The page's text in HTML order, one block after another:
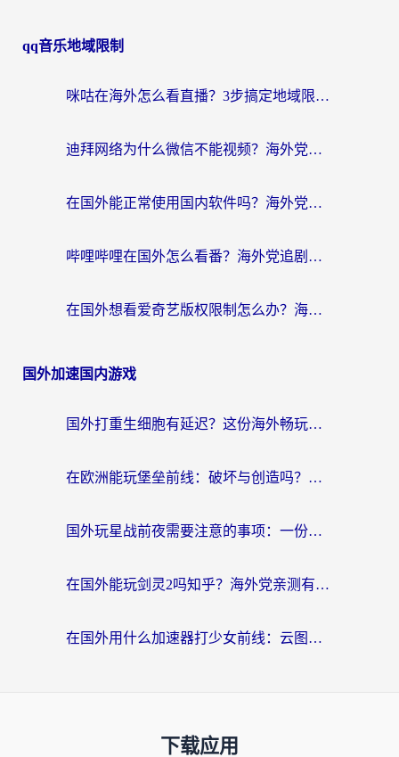
qq音乐地域限制
咪咕在海外怎么看直播？3步搞定地域限制，还能畅看腾讯视频与国内热剧
迪拜网络为什么微信不能视频？海外党必看的回国加速全攻略
在国外能正常使用国内软件吗？海外党亲测有效的无缝访问指南
哔哩哔哩在国外怎么看番？海外党追剧看片的终极解决方案
在国外想看爱奇艺版权限制怎么办？海外华人必看的追剧自由指南
国外加速国内游戏
国外打重生细胞有延迟？这份海外畅玩国服游戏加速器终极指南请收好
在欧洲能玩堡垒前线：破坏与创造吗？海外党国服游戏不卡顿的秘密
国外玩星战前夜需要注意的事项：一份来自老玩家的网络生存指南
在国外能玩剑灵2吗知乎？海外党亲测有效的国服游戏加速指南
在国外用什么加速器打少女前线：云图计划不卡？一个老玩家的掏心分享
下载应用